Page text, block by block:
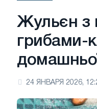
Жульєн з
грибами-
24 ЯНВАРЯ 2026,